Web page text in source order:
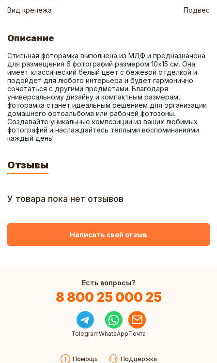
Вид крепежа
Подвес
Описание
Стильная фоторамка выполнена из МДФ и предназначена
для размещения 6 фотографий размером 10x15 см. Она
имеет классический белый цвет с бежевой отделкой и
подойдет для любого интерьера и будет гармонично
сочетаться с другими предметами. Благодаря
универсальному дизайну и компактным размерам,
фоторамка станет идеальным решением для организации
домашнего фотоальбома или рабочей фотозоны.
Создавайте уникальные композиции из ваших любимых
фотографий и наслаждайтесь теплыми воспоминаниями
каждый день!
Отзывы
У товара пока нет отзывов
Написать свой отзыв
Есть вопросы?
8 800 25 000 25
TelegramWhatsAppПочта
Помощь Поддержка